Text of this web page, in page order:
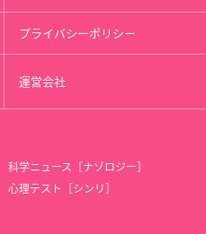
プライバシーポリシー
運営会社
科学ニュース［ナゾロジー］
心理テスト［シンリ］